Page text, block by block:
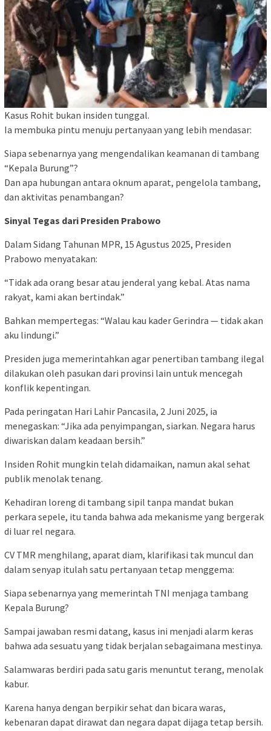
Kasus Rohit bukan insiden tunggal.
Ia membuka pintu menuju pertanyaan yang lebih mendasar:
Siapa sebenarnya yang mengendalikan keamanan di tambang
“Kepala Burung”?
Dan apa hubungan antara oknum aparat, pengelola tambang,
dan aktivitas penambangan?
Sinyal Tegas dari Presiden Prabowo
Dalam Sidang Tahunan MPR, 15 Agustus 2025, Presiden
Prabowo menyatakan:
“Tidak ada orang besar atau jenderal yang kebal. Atas nama
rakyat, kami akan bertindak.”
Bahkan mempertegas: “Walau kau kader Gerindra — tidak akan
aku lindungi.”
Presiden juga memerintahkan agar penertiban tambang ilegal
dilakukan oleh pasukan dari provinsi lain untuk mencegah
konflik kepentingan.
Pada peringatan Hari Lahir Pancasila, 2 Juni 2025, ia
menegaskan: “Jika ada penyimpangan, siarkan. Negara harus
diwariskan dalam keadaan bersih.”
Insiden Rohit mungkin telah didamaikan, namun akal sehat
publik menolak tenang.
Kehadiran loreng di tambang sipil tanpa mandat bukan
perkara sepele, itu tanda bahwa ada mekanisme yang bergerak
di luar rel negara.
CV TMR menghilang, aparat diam, klarifikasi tak muncul dan
dalam senyap itulah satu pertanyaan tetap menggema:
Siapa sebenarnya yang memerintah TNI menjaga tambang
Kepala Burung?
Sampai jawaban resmi datang, kasus ini menjadi alarm keras
bahwa ada sesuatu yang tidak berjalan sebagaimana mestinya.
Salamwaras berdiri pada satu garis menuntut terang, menolak
kabur.
Karena hanya dengan berpikir sehat dan bicara waras,
kebenaran dapat dirawat dan negara dapat dijaga tetap bersih.